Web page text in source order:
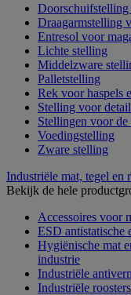
Draagarmstelling
Entresol voor
Lichte stelling
Middelzware
Palletstelling
Rek voor haspels
Stelling voor
Stellingen voor
Voedingstelling
Zware stelling
Industriële mat, tegel en
Bekijk de hele
Accessoires voor
ESD antistatische
Hygiënische mat
industrie
Industriële
Industriële roosters